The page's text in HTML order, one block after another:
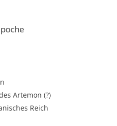
Artemon (?)
Reich